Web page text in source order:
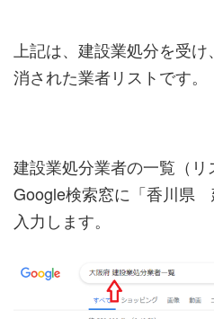
上記は、建設業処分を受
消された業者リストです。
建設業処分業者の一覧（リ
Google検索窓に「香川県
入力します。